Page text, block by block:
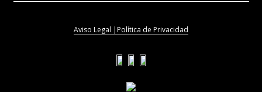
Aviso Legal |Política de Privacidad